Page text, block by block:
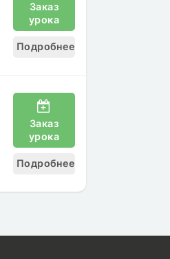
Заказ
урока
Подробнее
Заказ
урока
Подробнее